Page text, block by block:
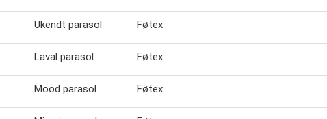
Ukendt parasol Føtex
Laval parasol Føtex
Mood parasol Føtex